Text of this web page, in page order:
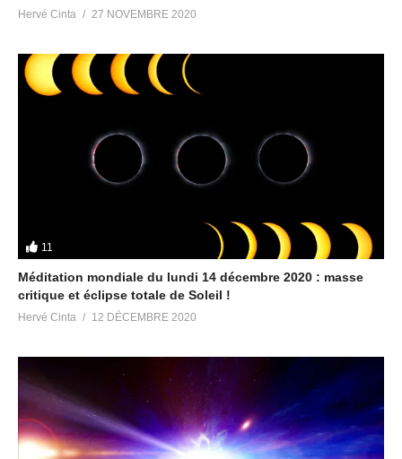
Hervé Cinta 27 NOVEMBRE 2020
11
Méditation mondiale du lundi 14 décembre 2020 : masse
critique et éclipse totale de Soleil !
Hervé Cinta 12 DÉCEMBRE 2020